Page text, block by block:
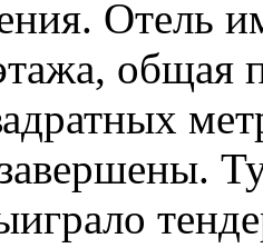
Отель
общая